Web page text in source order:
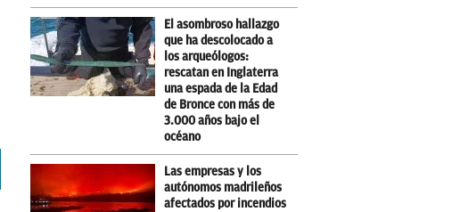
El asombroso hallazgo
que ha descolocado a
los arqueólogos:
rescatan en Inglaterra
una espada de la Edad
de Bronce con más de
3.000 años bajo el
océano
Las empresas y los
autónomos madrileños
afectados por incendios